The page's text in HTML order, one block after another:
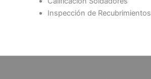
Inspección de Recubrimientos